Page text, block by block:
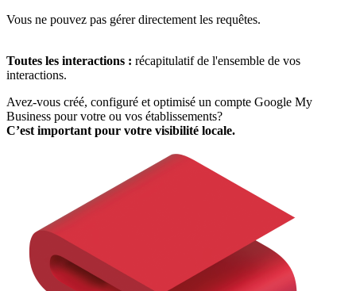
Vous ne pouvez pas gérer directement les requêtes.
Toutes les interactions : récapitulatif de l'ensemble de vos
interactions.
Avez-vous créé, configuré et optimisé un compte Google My
Business pour votre ou vos établissements?
C’est important pour votre visibilité locale.